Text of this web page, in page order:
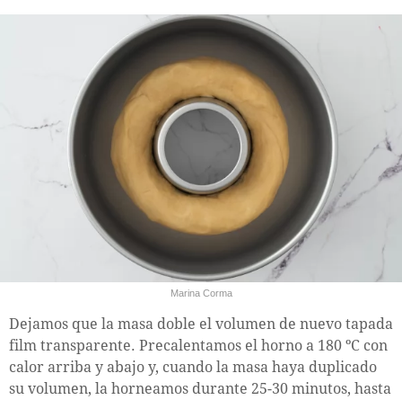
Marina Corma
Dejamos que la masa doble el volumen de nuevo tapada
film transparente. Precalentamos el horno a 180 ºC con
calor arriba y abajo y, cuando la masa haya duplicado
su volumen, la horneamos durante 25-30 minutos, hasta